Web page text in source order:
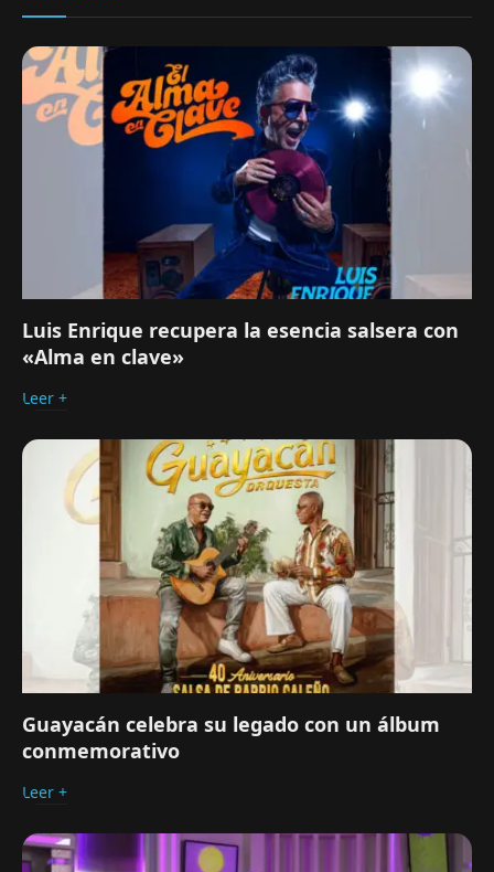
Luis Enrique recupera la esencia salsera con
«Alma en clave»
Leer +
Guayacán celebra su legado con un álbum
conmemorativo
Leer +